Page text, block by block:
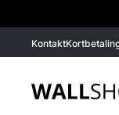
Kontakt